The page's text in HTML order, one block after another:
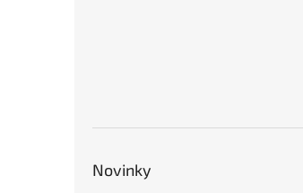
Novinky